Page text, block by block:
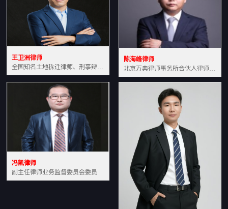
王卫洲律师
全国知名土地拆迁律师、刑事辩护律师北京万典律师事务所主任中国法学会会员北京市行政法研究会理事
陈海峰律师
北京万典律师事务所合伙人律师土地房产专业资深律师
冯凯律师
副主任律师业务监督委员会委员